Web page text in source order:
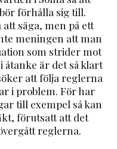
förhålla sig till.
säga, men på ett
meningen att man
som strider mot
åtanke är det så klart
att följa reglerna
i problem. För har
till exempel så kan
förutsatt att det
reglerna.